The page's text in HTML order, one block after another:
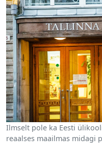
Ilmselt pole ka Eesti
reaalses maailmas midagi